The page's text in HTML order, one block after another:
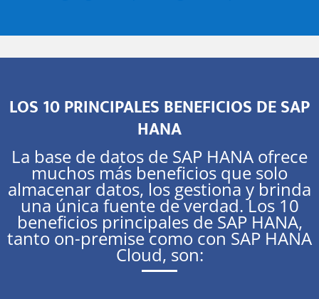
LOS 10 PRINCIPALES BENEFICIOS DE SAP
HANA
La base de datos de SAP HANA ofrece
muchos más beneficios que solo
almacenar datos, los gestiona y brinda
una única fuente de verdad. Los 10
beneficios principales de SAP HANA,
tanto on-premise como con SAP HANA
Cloud, son: